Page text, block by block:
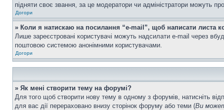
підняти своє звання, за це модератори чи адміністратори можуть
Догори
» Коли я натискаю на посилання “e-mail”, щоб написати листа
Лише зареєстровані користувачі можуть надсилати e-mail через
поштовою системою анонімними користувачами.
Догори
» Як мені створити тему на форумі?
Для того щоб створити нову тему в одному з форумів, натисніть
для вас дії перераховано внизу сторінок форуму або теми (Ви